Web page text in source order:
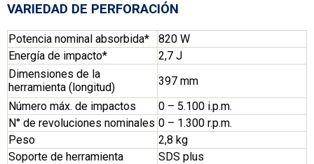
VARIEDAD DE PERFORACIÓN
Potencia nominal absorbida*
820 W
Energía de impacto*
2,7 J
Dimensiones de la
herramienta (longitud)
397 mm
Número máx. de impactos
0 – 5.100 i.p.m.
N° de revoluciones nominales 0 – 1.300 r.p.m.
Peso
2,8 kg
Soporte de herramienta
SDS plus